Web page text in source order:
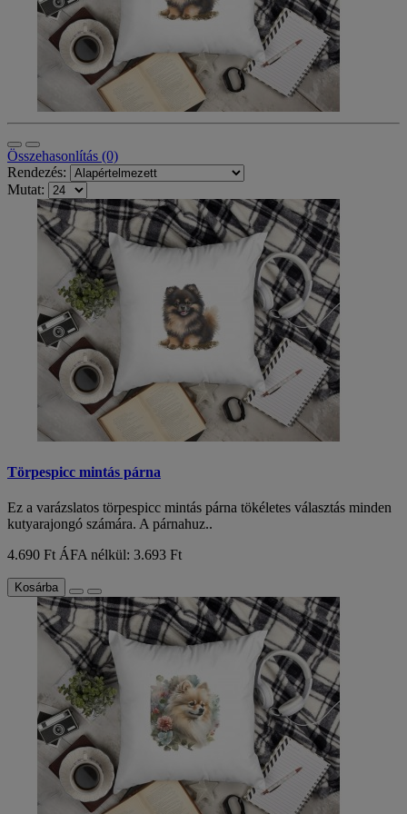
Összehasonlítás (0)
Rendezés:
Mutat:
Törpespicc mintás párna
Ez a varázslatos törpespicc mintás párna tökéletes választás minden
kutyarajongó számára. A párnahuz..
4.690 Ft ÁFA nélkül: 3.693 Ft
Kosárba